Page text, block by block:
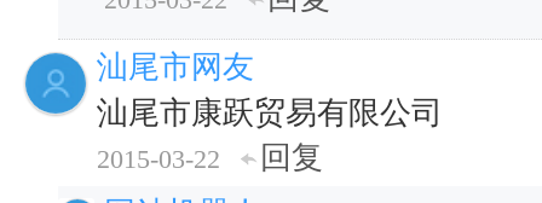
汕尾市网友
汕尾市康跃贸易有限公司
2015-03-22
回复